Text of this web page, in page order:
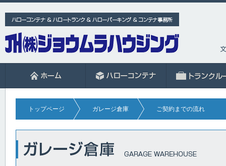
トップページ ガレージ倉庫 ご契約までの流れ